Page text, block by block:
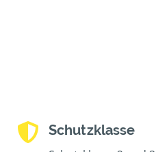
Schutzklasse